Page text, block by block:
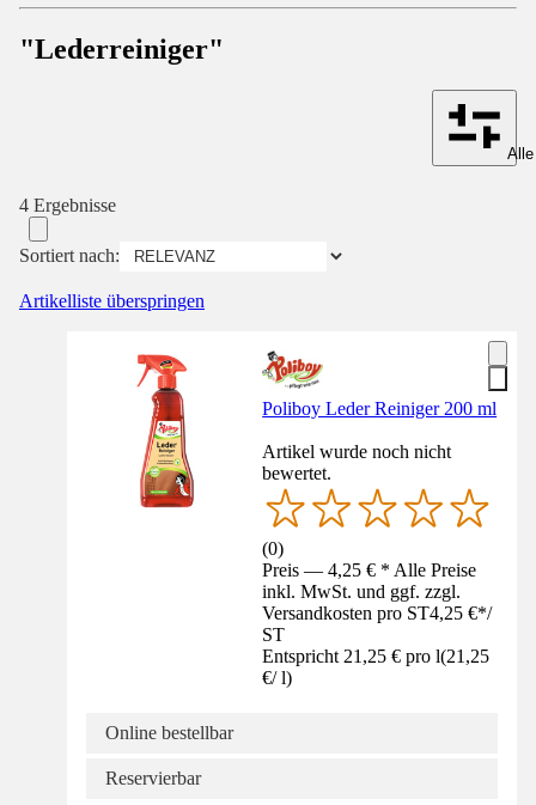
"Lederreiniger"
4 Ergebnisse
Sortiert nach:
Artikelliste überspringen
Poliboy Leder Reiniger 200 ml
Artikel wurde noch nicht
bewertet.
(0)
Preis — 4,25 € * Alle Preise
inkl. MwSt. und ggf. zzgl.
Versandkosten pro ST4,25 €*/
ST
Entspricht 21,25 € pro l(21,25
€/ l)
Online bestellbar
Reservierbar